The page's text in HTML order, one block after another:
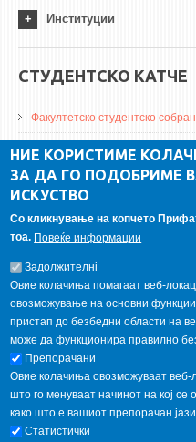
Институции
СТУДЕНТСКО КАТЧЕ
Факултетско студентско
ДА Винчи магазин
Алумни асоцијација
ГАЛЕРИЈА
НИЕ КОРИСТИМЕ
ЗА ДА ГО ПОДОБРИМЕ
ИСКУСТВО
Со кликнување на копчето
тоа. Повеќе информации
Задолжителнi
Овие колачиња помагаат веб-
овозможување на основни функции
пристап до безбедни области на
може да функционира правилно
Препорачани
Овие колачиња овозможуваат
што го менуваат начинот на кој се
како што е вашиот препорачан
Статистички